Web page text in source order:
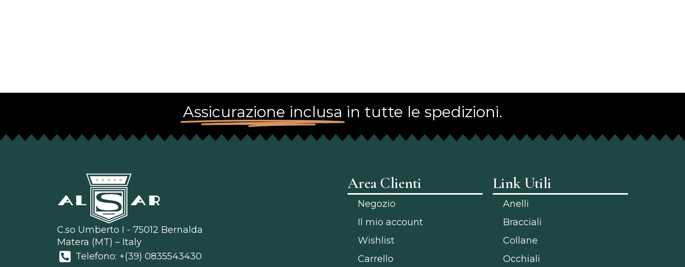
Assicurazione inclusa in tutte le spedizioni.
C.so Umberto I - 75012 Bernalda
Matera (MT) – Italy
Telefono: +(39) 0835543430
Area Clienti
Negozio
Il mio account
Wishlist
Carrello
Link Utili
Anelli
Bracciali
Collane
Occhiali